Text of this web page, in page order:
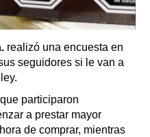
realizó una encuesta en
seguidores si le van a
participaron
a prestar mayor
de comprar, mientras